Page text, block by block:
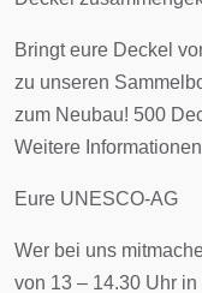
Bringt eure Deckel
zu unseren
zum Neubau! 500
Weitere
Eure UNESCO-AG
Wer bei uns
von 13 – 14.30 Uhr